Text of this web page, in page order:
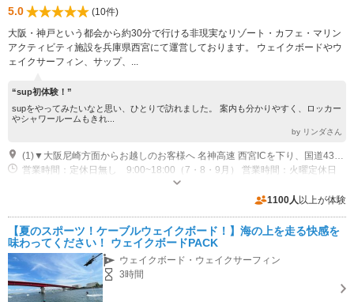
5.0
(10件)
大阪・神戸という都会から約30分で行ける非現実なリゾート・カフェ・マリン
アクティビティ施設を兵庫県西宮にて運営しております。 ウェイクボードやウ
ェイクサーフィン、サップ、...
“sup初体験！”
supをやってみたいなと思い、ひとりで訪れました。 案内も分かりやすく、ロッカー
やシャワールームもきれ...
by リンダさん
(1)▼大阪尼崎方面からお越しのお客様へ 名神高速 西宮ICを下り、国道43号線を西へ、戎前の交差点を左折し えべっさん筋 を直進、前浜町の交差点をセブンイレブン横の筋に入り、そのまま直進。 ※阪神高速５号湾岸線はご利用の場合は、西宮浜で下り西宮浜１丁目交差点を右折して直進、 ▼ 神戸方面からお越しのお客様へ 名神高速 芦屋ICを下り、国道43号線を東へ、戎前の交差点を左折し えべっさん筋 を直進、前浜町の交差点をセブンイレブン横の筋に入り、そのまま直進。 ▼駐車場 施設内共有駐車場がございます（最初の30分無料、以降30分ごとに100円）
営業時間：定休日無し 9:00~18:00（7・8・9月） 営業時間：火曜定休日
10:00-17:00(4,5,6月）最終受付15:00 火曜・金曜定休日 10:00-17:00 (10-
1100人 以上が体験
【夏のスポーツ！ケーブルウェイクボード！】海の上を走る快感を
味わってください！ ウェイクボードPACK
ウェイクボード・ウェイクサーフィン
3時間